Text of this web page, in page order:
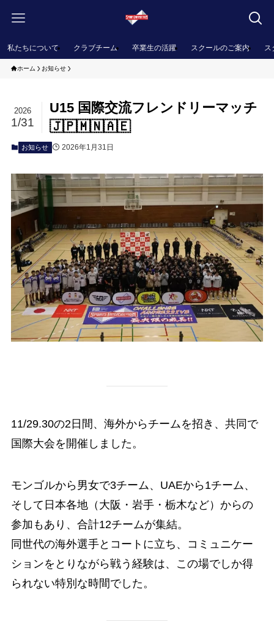
私たちについて クラブチーム 卒業生の活躍 スクールのご案内 ス
ホーム お知らせ
U15 国際交流フレンドリーマッチ
🇯🇵🇲🇳🇦🇪
2026
1/31
お知らせ 2026年1月31日
11/29.30の2日間、海外からチームを招き、共同で
国際大会を開催しました。
モンゴルから男女で3チーム、UAEから1チーム、
そして日本各地（大阪・岩手・栃木など）からの
参加もあり、合計12チームが集結。
同世代の海外選手とコートに立ち、コミュニケー
ションをとりながら戦う経験は、この場でしか得
られない特別な時間でした。